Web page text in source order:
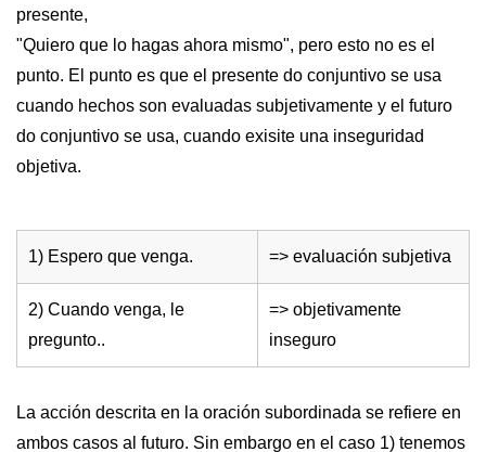
presente,
"Quiero que lo hagas ahora mismo", pero esto no es el
punto. El punto es que el presente do conjuntivo se usa
cuando hechos son evaluadas subjetivamente y el futuro
do conjuntivo se usa, cuando exisite una inseguridad
objetiva.
1) Espero que venga. => evaluación subjetiva
2) Cuando venga, le
pregunto..
=> objetivamente
inseguro
La acción descrita en la oración subordinada se refiere en
ambos casos al futuro. Sin embargo en el caso 1) tenemos